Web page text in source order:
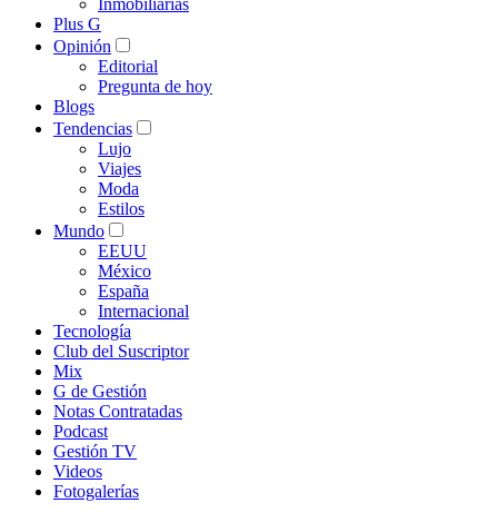
Inmobiliarias
Plus G
Opinión
Editorial
Pregunta de hoy
Blogs
Tendencias
Lujo
Viajes
Moda
Estilos
Mundo
EEUU
México
España
Internacional
Tecnología
Club del Suscriptor
Mix
G de Gestión
Notas Contratadas
Podcast
Gestión TV
Videos
Fotogalerías